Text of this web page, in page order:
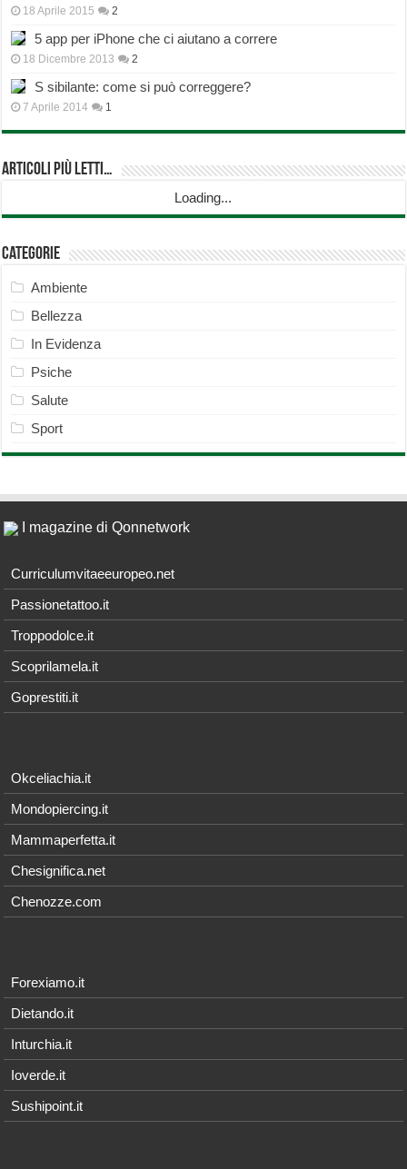
18 Aprile 2015 2
5 app per iPhone che ci aiutano a correre
18 Dicembre 2013 2
S sibilante: come si può correggere?
7 Aprile 2014 1
Articoli più Letti…
Loading...
Categorie
Ambiente
Bellezza
In Evidenza
Psiche
Salute
Sport
I magazine di Qonnetwork
Curriculumvitaeeuropeo.net
Passionetattoo.it
Troppodolce.it
Scoprilamela.it
Goprestiti.it
Okceliachia.it
Mondopiercing.it
Mammaperfetta.it
Chesignifica.net
Chenozze.com
Forexiamo.it
Dietando.it
Inturchia.it
Ioverde.it
Sushipoint.it